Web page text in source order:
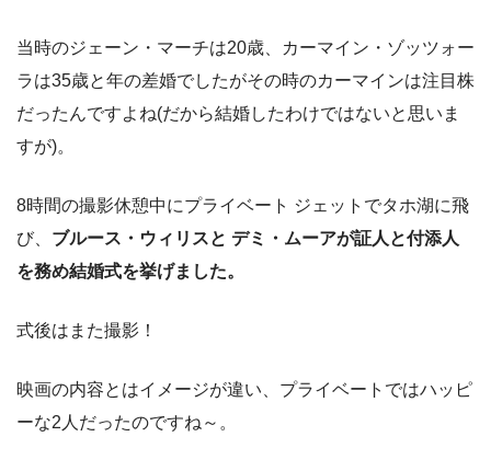
当時のジェーン・マーチは20歳、カーマイン・ゾッツォー
ラは35歳と年の差婚でしたがその時のカーマインは注目株
だったんですよね(だから結婚したわけではないと思いま
すが)。
8時間の撮影休憩中にプライベート ジェットでタホ湖に飛
び、 ブルース・ウィリスと デミ・ムーアが証人と付添人
を務め結婚式を挙げました。
式後はまた撮影！
映画の内容とはイメージが違い、プライベートではハッピ
ーな2人だったのですね～。